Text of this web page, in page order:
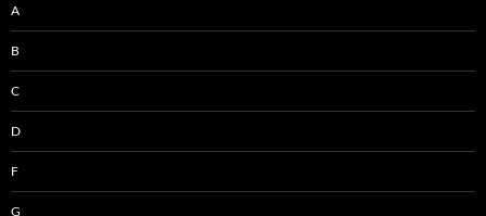
A
B
C
D
F
G